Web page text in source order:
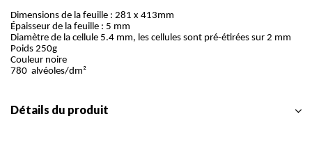
Dimensions de la feuille : 281 x 413mm
Épaisseur de la feuille : 5 mm
Diamètre de la cellule 5.4 mm, les cellules sont pré-étirées sur 2 mm
Poids 250g
Couleur noire
780 alvéoles/dm²
Détails du produit